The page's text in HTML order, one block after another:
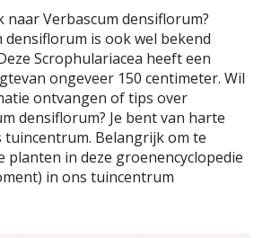
naar Verbascum densiflorum?
densiflorum is ook wel bekend
Scrophulariacea heeft een
ongeveer 150 centimeter. Wil
ontvangen of tips over
densiflorum? Je bent van harte
tuincentrum. Belangrijk om te
planten in deze groenencyclopedie
in ons tuincentrum